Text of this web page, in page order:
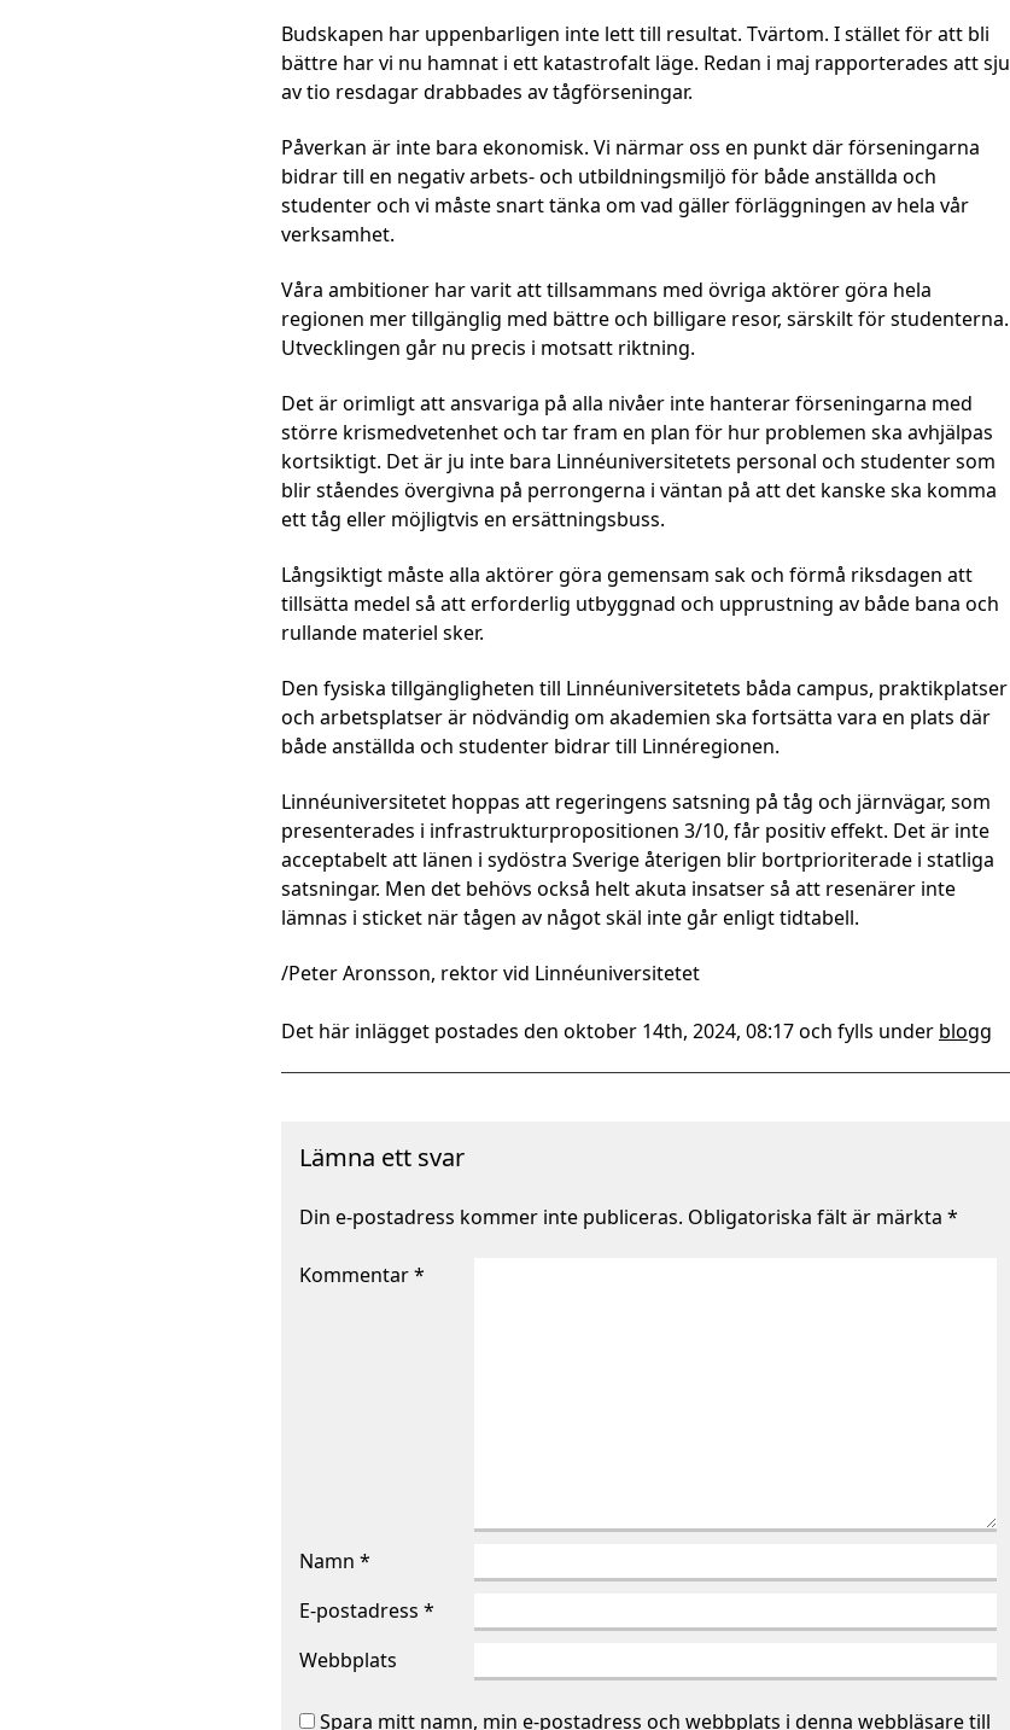
Budskapen har uppenbarligen inte lett till resultat. Tvärtom. I stället för att bli
bättre har vi nu hamnat i ett katastrofalt läge. Redan i maj rapporterades att sju
av tio resdagar drabbades av tågförseningar.
Påverkan är inte bara ekonomisk. Vi närmar oss en punkt där förseningarna
bidrar till en negativ arbets- och utbildningsmiljö för både anställda och
studenter och vi måste snart tänka om vad gäller förläggningen av hela vår
verksamhet.
Våra ambitioner har varit att tillsammans med övriga aktörer göra hela
regionen mer tillgänglig med bättre och billigare resor, särskilt för studenterna.
Utvecklingen går nu precis i motsatt riktning.
Det är orimligt att ansvariga på alla nivåer inte hanterar förseningarna med
större krismedvetenhet och tar fram en plan för hur problemen ska avhjälpas
kortsiktigt. Det är ju inte bara Linnéuniversitetets personal och studenter som
blir ståendes övergivna på perrongerna i väntan på att det kanske ska komma
ett tåg eller möjligtvis en ersättningsbuss.
Långsiktigt måste alla aktörer göra gemensam sak och förmå riksdagen att
tillsätta medel så att erforderlig utbyggnad och upprustning av både bana och
rullande materiel sker.
Den fysiska tillgängligheten till Linnéuniversitetets båda campus, praktikplatser
och arbetsplatser är nödvändig om akademien ska fortsätta vara en plats där
både anställda och studenter bidrar till Linnéregionen.
Linnéuniversitetet hoppas att regeringens satsning på tåg och järnvägar, som
presenterades i infrastrukturpropositionen 3/10, får positiv effekt. Det är inte
acceptabelt att länen i sydöstra Sverige återigen blir bortprioriterade i statliga
satsningar. Men det behövs också helt akuta insatser så att resenärer inte
lämnas i sticket när tågen av något skäl inte går enligt tidtabell.
/Peter Aronsson, rektor vid Linnéuniversitetet
Det här inlägget postades den oktober 14th, 2024, 08:17 och fylls under blogg
Lämna ett svar
Din e-postadress kommer inte publiceras. Obligatoriska fält är märkta *
Kommentar*
Namn *
E-postadress *
Webbplats
Spara mitt namn, min e-postadress och webbplats i denna webbläsare till